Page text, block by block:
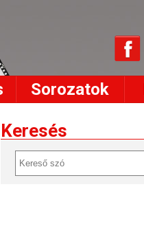
Sorozatok
Keresés